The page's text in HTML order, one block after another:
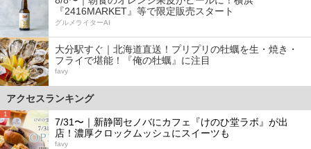
『2416MARKET』等で限定販売スタート
グルメライターAI
大分駅すぐ｜北海道直送！プリプリの牡蠣を生・焼き・
フライで堪能！『俺の牡蠣』に注目
favy
アクセスランキング
1
7/31〜｜新静岡セノバにカフェ『けのひ堂ラボ』が出
店！濃厚クロックムッシュにスイーツも
favy